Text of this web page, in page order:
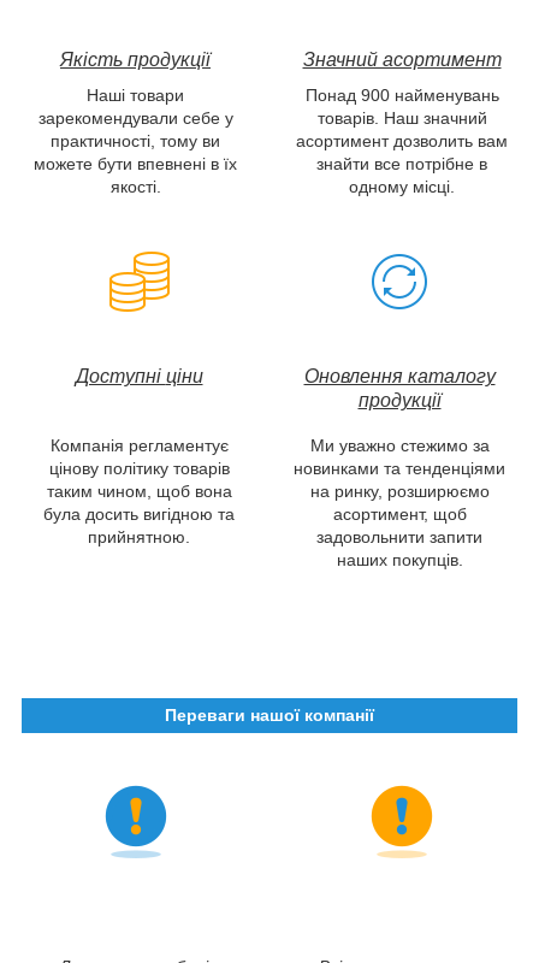
Якість продукції Значний асортимент
Наші товари
зарекомендували себе у
практичності, тому ви
можете бути впевнені в їх
якості.
Понад 900 найменувань
товарів. Наш значний
асортимент дозволить вам
знайти все потрібне в
одному місці.
Доступні ціни
Оновлення каталогу
продукції
Компанія регламентує
цінову політику товарів
таким чином, щоб вона
була досить вигідною та
прийнятною.
Ми уважно стежимо за
новинками та тенденціями
на ринку, розширюємо
асортимент, щоб
задовольнити запити
наших покупців.
Переваги нашої компанії